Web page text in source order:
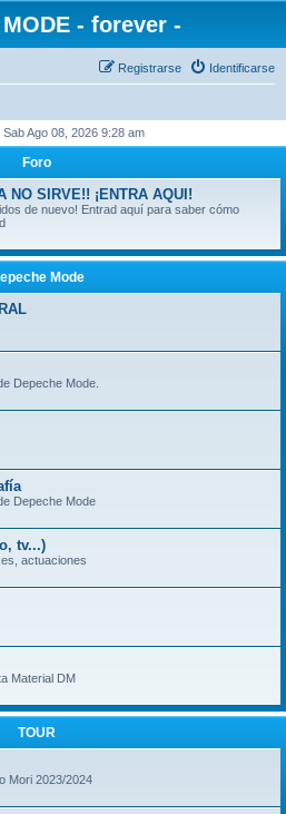
MODE - forever -
Identificarse
Registrarse
Ago 08, 2026 9:28 am
Foro
NO SIRVE!! ¡ENTRA AQUI!
de nuevo! Entrad aquí para saber cómo
Mode
Depeche Mode.
Depeche Mode
tv...)
actuaciones
Material DM
TOUR
Mori 2023/2024